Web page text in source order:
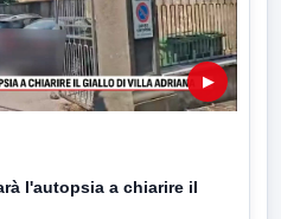
▶
l'autopsia a chiarire il